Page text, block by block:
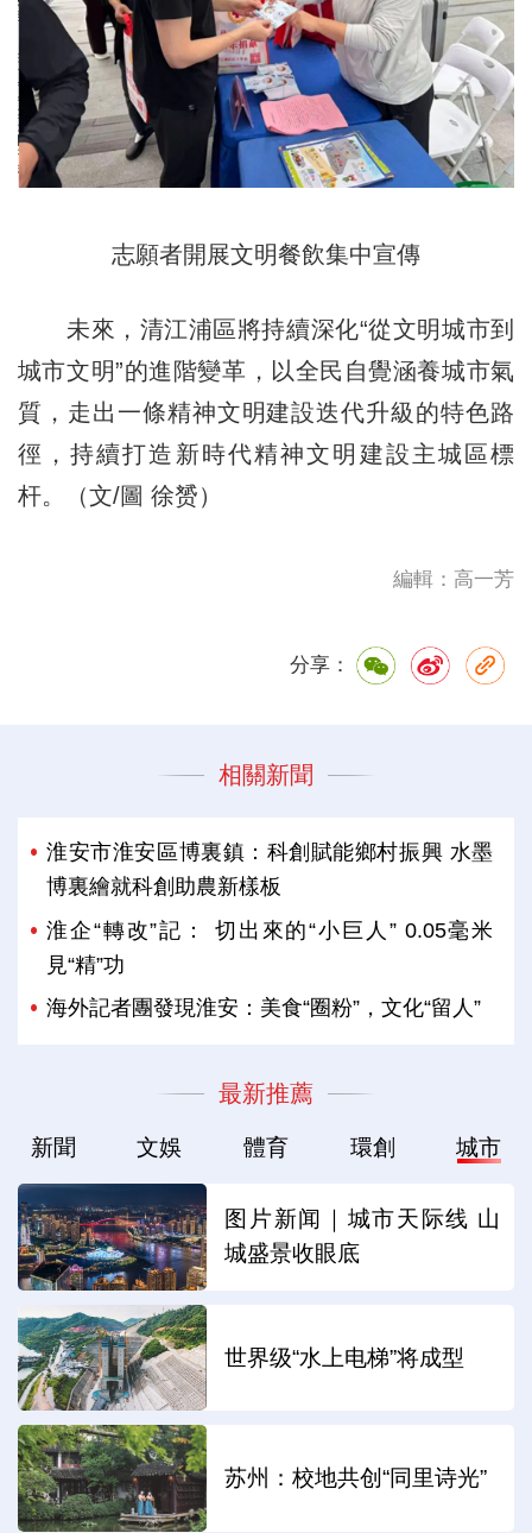
志願者開展文明餐飲集中宣傳
未來，清江浦區將持續深化“從文明城市到
城市文明”的進階變革，以全民自覺涵養城市氣
質，走出一條精神文明建設迭代升級的特色路
徑，持續打造新時代精神文明建設主城區標
杆。（文/圖 徐赟）
編輯：高一芳
分享：
相關新聞
淮安市淮安區博裏鎮：科創賦能鄉村振興 水墨
博裏繪就科創助農新樣板
淮企“轉改”記： 切出來的“小巨人” 0.05毫米
見“精”功
海外記者團發現淮安：美食“圈粉”，文化“留人”
最新推薦
新聞 文娛 體育 環創 城市
图片新闻｜城市天际线 山
城盛景收眼底
世界级“水上电梯”将成型
苏州：校地共创“同里诗光”